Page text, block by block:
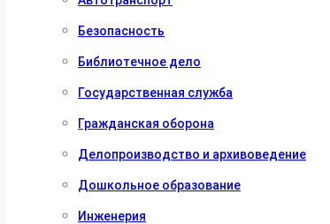
Безопасность
Библиотечное дело
Государственная служба
Гражданская оборона
Делопроизводство и архивоведение
Дошкольное образование
Инженерия